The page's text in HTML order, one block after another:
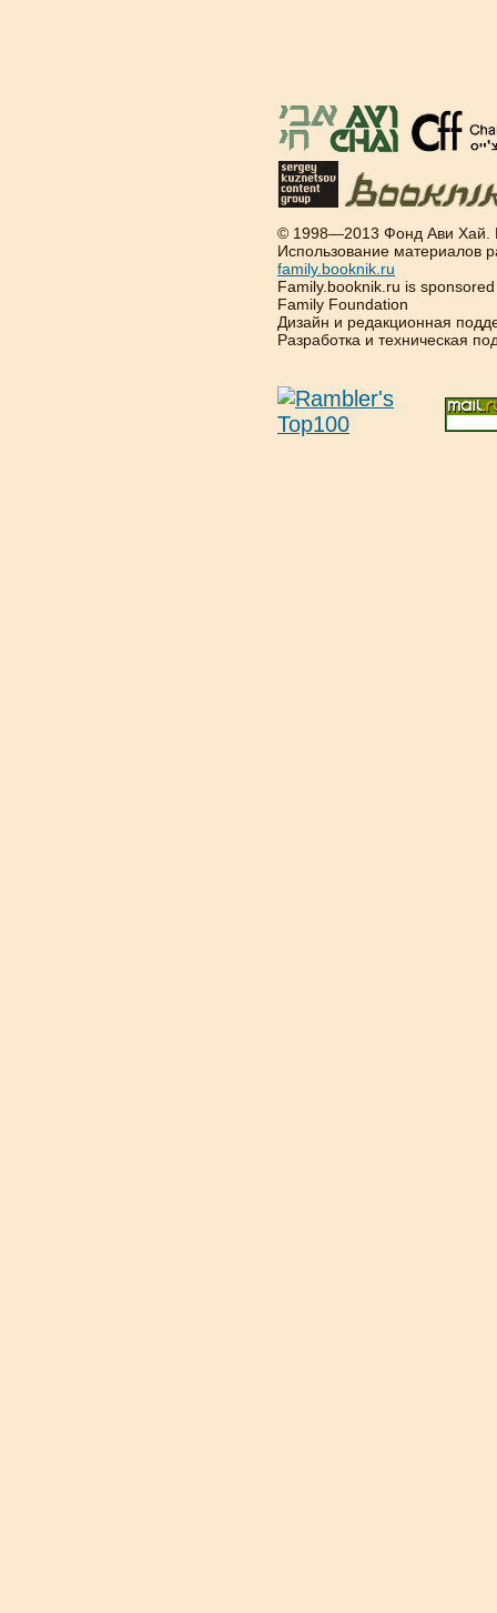
© 1998—2013 Фонд Ави Хай.
Использование материалов
family.booknik.ru
Family.booknik.ru is
Family Foundation
Дизайн и редакционная
Разработка и техническая